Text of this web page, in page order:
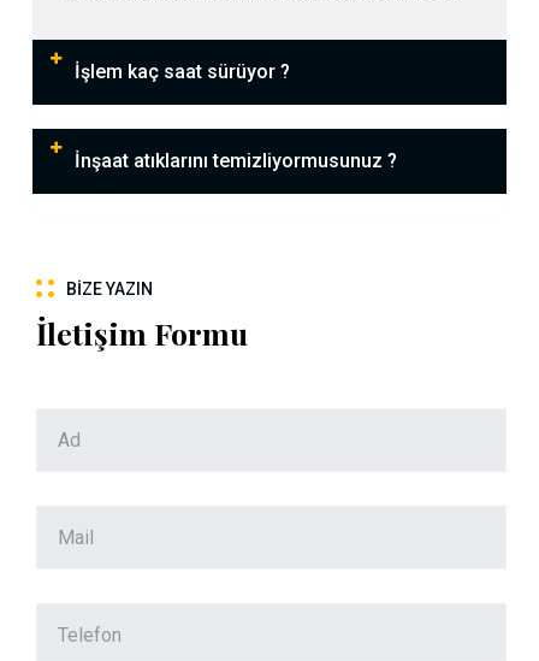
İşlem kaç saat sürüyor ?
İnşaat atıklarını temizliyormusunuz ?
BIZE YAZIN
İletişim Formu